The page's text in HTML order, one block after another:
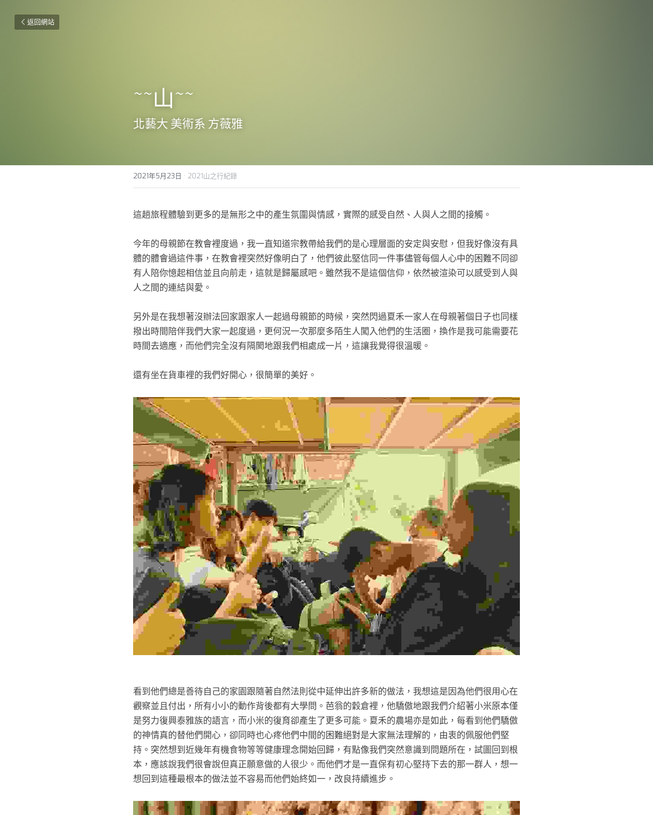
返回網站
~~山~~
北藝大 美術系 方薇雅
2021年5月23日 · 2021山之行紀錄
這趟旅程體驗到更多的是無形之中的產生氛圍與情感，實際的感受自然、人與人之間的接觸。
今年的母親節在教會裡度過，我一直知道宗教帶給我們的是心理層面的安定與安慰，但我好像沒有具
體的體會過這件事，在教會裡突然好像明白了，他們彼此堅信同一件事儘管每個人心中的困難不同卻
有人陪你憶起相信並且向前走，這就是歸屬感吧。雖然我不是這個信仰，依然被渲染可以感受到人與
人之間的連結與愛。
另外是在我想著沒辦法回家跟家人一起過母親節的時候，突然閃過夏禾一家人在母親著個日子也同樣
撥出時間陪伴我們大家一起度過，更何況一次那麼多陌生人闖入他們的生活圈，換作是我可能需要花
時間去適應，而他們完全沒有隔閡地跟我們相處成一片，這讓我覺得很溫暖。
還有坐在貨車裡的我們好開心，很簡單的美好。
看到他們總是善待自己的家園跟隨著自然法則從中延伸出許多新的做法，我想這是因為他們很用心在
觀察並且付出，所有小小的動作背後都有大學問。芭翁的穀倉裡，他驕傲地跟我們介紹著小米原本僅
是努力復興泰雅族的語言，而小米的復育卻產生了更多可能。夏禾的農場亦是如此，每看到他們驕傲
的神情真的替他們開心，卻同時也心疼他們中間的困難絕對是大家無法理解的，由衷的佩服他們堅
持。突然想到近幾年有機食物等等健康理念開始回歸，有點像我們突然意識到問題所在，試圖回到根
本，應該說我們很會說但真正願意做的人很少。而他們才是一直保有初心堅持下去的那一群人，想一
想回到這種最根本的做法並不容易而他們始終如一，改良持續進步。